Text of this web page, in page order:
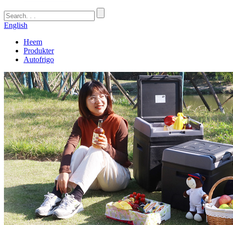
English
Heem
Produkter
Autofrigo